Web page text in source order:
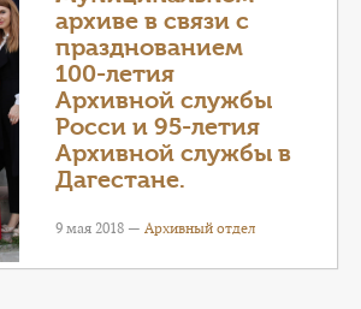
архиве в связи с
празднованием
100-летия
Архивной службы
Росси и 95-летия
Архивной службы в
Дагестане.
9 мая 2018 —Архивный отдел